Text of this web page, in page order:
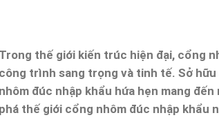
Trong thế giới kiến trúc hiện đại, cổng
công trình sang trọng và tinh tế. Sở
nhôm đúc nhập khẩu hứa hẹn mang
phá thế giới cổng nhôm đúc nhập khẩu